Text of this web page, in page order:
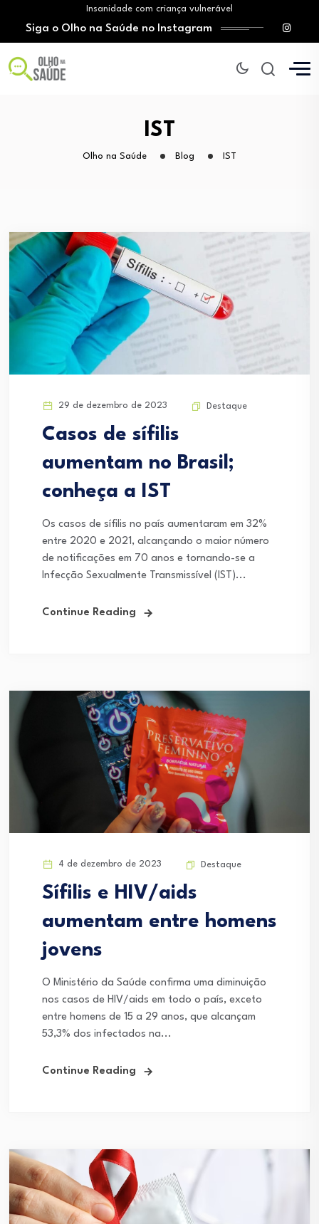
Vício em apostas: SUS amplia atendimento e…
Tratamento do câncer de mama e a…
O Monte Tabor entrega à Bahia um…
Mitos sobre a testosterona colocam em risco…
Tratamento do câncer de mama e a…
Siga o Olho na Saúde no Instagram
IST
Olho na Saúde Blog IST
29 de dezembro de 2023 Destaque
Casos de sífilis
aumentam no Brasil;
conheça a IST
Os casos de sífilis no país aumentaram em 32%
entre 2020 e 2021, alcançando o maior número
de notificações em 70 anos e tornando-se a
Infecção Sexualmente Transmissível (IST)...
Continue Reading
4 de dezembro de 2023 Destaque
Sífilis e HIV/aids
aumentam entre homens
jovens
O Ministério da Saúde confirma uma diminuição
nos casos de HIV/aids em todo o país, exceto
entre homens de 15 a 29 anos, que alcançam
53,3% dos infectados na...
Continue Reading